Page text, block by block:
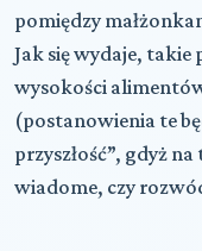
pomiędzy
Jak się wydaje,
wysokości
(postanowienia te
przyszłość”, gdyż
wiadome, czy